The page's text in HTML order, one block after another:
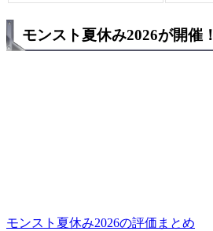
モンスト夏休み2026が開催！
モンスト夏休み2026の評価まとめ